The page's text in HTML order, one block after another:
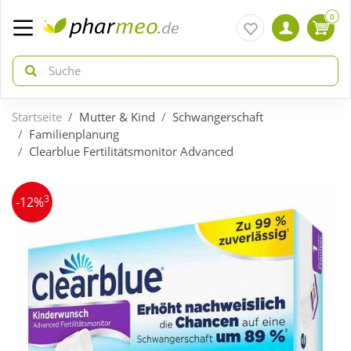
zurück
Aktuelle Coupons
Gratis dazu
Neuheiten
zurück
Arzneimittel
Bio & Genuss
Diabetes
0
Startseite Mutter & Kind
Schwangerschaft
Familienplanung
Clearblue Fertilitätsmonitor Advanced
-12%3